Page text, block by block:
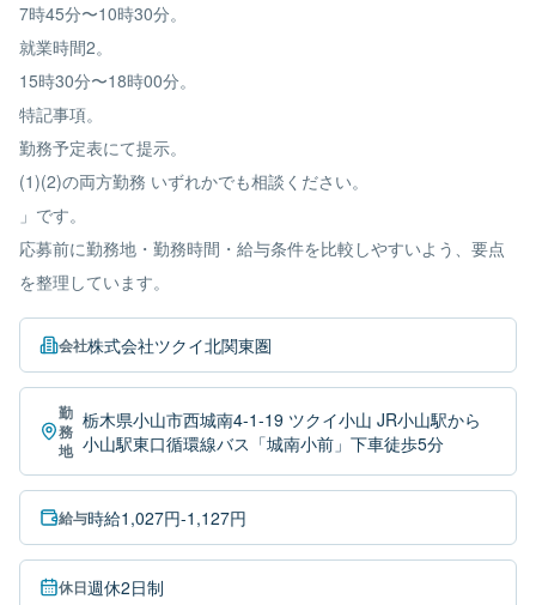
7時45分〜10時30分。
就業時間2。
15時30分〜18時00分。
特記事項。
勤務予定表にて提示。
(1)(2)の両方勤務 いずれかでも相談ください。
」です。
応募前に勤務地・勤務時間・給与条件を比較しやすいよう、要点
を整理しています。
会社株式会社ツクイ北関東圏
勤
務
地
栃木県小山市西城南4-1-19 ツクイ小山 JR小山駅から
小山駅東口循環線バス「城南小前」下車徒歩5分
給与時給1,027円-1,127円
休日週休2日制